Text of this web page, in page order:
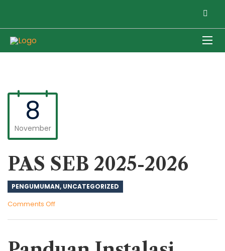
8
November
PAS SEB 2025-2026
PENGUMUMAN, UNCATEGORIZED
Comments Offon